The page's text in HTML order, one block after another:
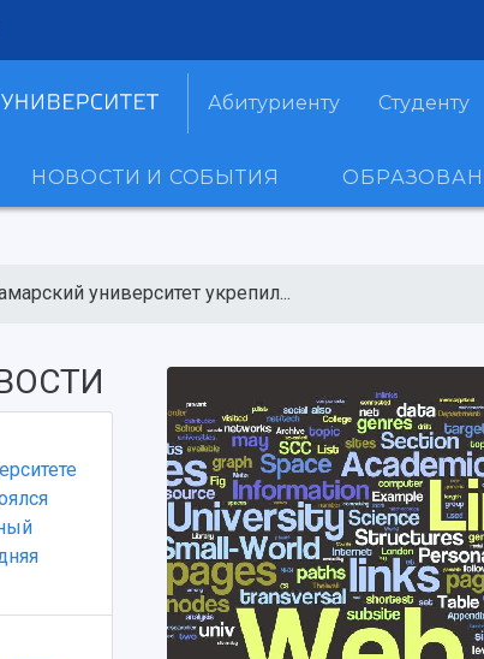
Абитуриенту Студенту
НОВОСТИ И СОБЫТИЯ
университет укрепил...